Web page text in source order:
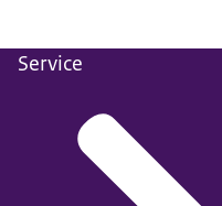
Service